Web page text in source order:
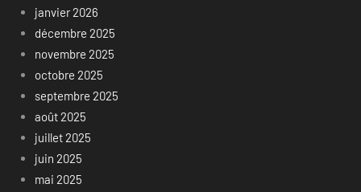
janvier 2026
décembre 2025
novembre 2025
octobre 2025
septembre 2025
août 2025
juillet 2025
juin 2025
mai 2025